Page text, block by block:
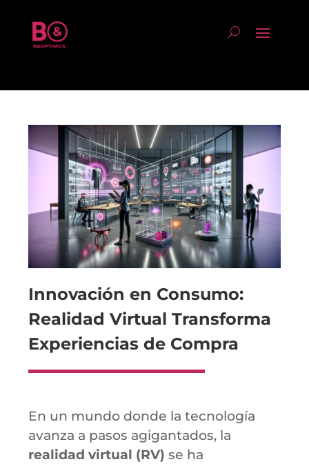
Innovación en Consumo:
Realidad Virtual Transforma
Experiencias de Compra
En un mundo donde la tecnología
avanza a pasos agigantados, la
realidad virtual (RV) se ha